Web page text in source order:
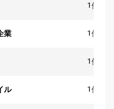
1件
業 1件
1件
ル 1件